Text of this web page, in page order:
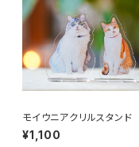
モイウニアクリルスタンド
¥1,100